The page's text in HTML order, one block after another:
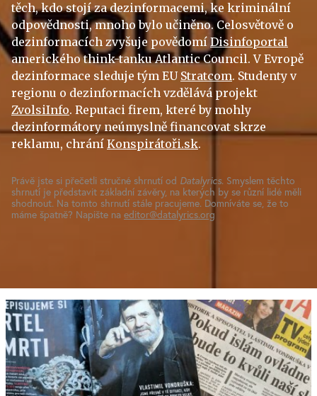
těch, kdo stojí za dezinformacemi, ke kriminální
odpovědnosti, mnoho bylo učiněno. Celosvětově o
dezinformacích zvyšuje povědomí Disinfoportal
amerického think-tanku Atlantic Council. V Evropě
dezinformace sleduje tým EU Stratcom. Studenty v
regionu o dezinformacích vzdělává projekt
ZvolsiInfo. Reputaci firem, které by mohly
dezinformátory neúmyslně financovat skrze
reklamu, chrání Konspirátoři.sk.
Právě jste si přečetli stručné shrnutí od Datalyrics. Smyslem těchto
shrnutí je představit základní závěry, na kterých by se různí lidé měli
shodnout. Na tomto shrnutí stále pracujeme. Domníváte se, že to
máme špatně? Napište na editor@datalyrics.org